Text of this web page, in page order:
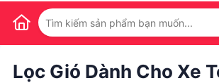
Lọc Gió Dành Cho Xe